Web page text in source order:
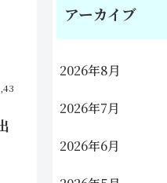
アーカイブ
2026年8月
2026年7月
2026年6月